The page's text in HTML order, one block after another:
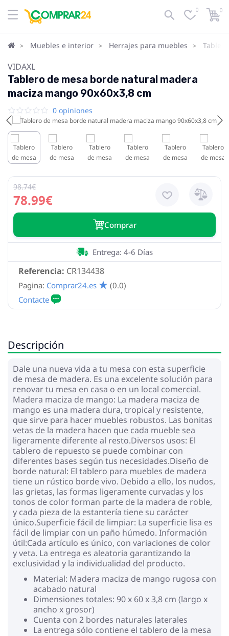
0 0
Muebles e interior Herrajes para muebles
VIDAXL
Tablero de mesa borde natural madera
maciza mango 90x60x3,8 cm
0 opiniones
78.99€
98.74€
Сomprar
Referencia: CR134438
Entrega: 4-6 Días
Pagina: Comprar24.es (0.0)
Descripción
Dale una nueva vida a tu mesa con esta superficie
de mesa de madera. Es una excelente solución para
renovar tu mesa en casa o en un local comercial.
Madera maciza de mango: La madera maciza de
mango es una madera dura, tropical y resistente,
que sirve para hacer muebles robustos. Las bonitas
vetas de la madera hacen que cada mueble sea
ligeramente diferente al resto.Diversos usos: El
tablero de repuesto se puede combinar con
diferentes bases según tus necesidades.Diseño de
borde natural: El tablero para muebles de madera
tiene un rústico borde vivo. Debido a ello, los nudos,
las grietas, las formas ligeramente curvadas y los
tonos de color forman parte de la madera de roble,
y cada pieza de la estantería tiene su carácter
único.Superficie fácil de limpiar: La superficie lisa es
fácil de limpiar con un paño húmedo. Información
útil:Cada artículo es único, con variaciones de color
y veta. La entrega es aleatoria garantizando la
exclusividad y la individualidad del producto.
Material: Madera maciza de mango rugosa con
acabado natural
Dimensiones totales: 90 x 60 x 3,8 cm (largo x
ancho x grosor)
Cuenta con 2 bordes naturales laterales
La entrega sólo contiene el tablero de la mesa